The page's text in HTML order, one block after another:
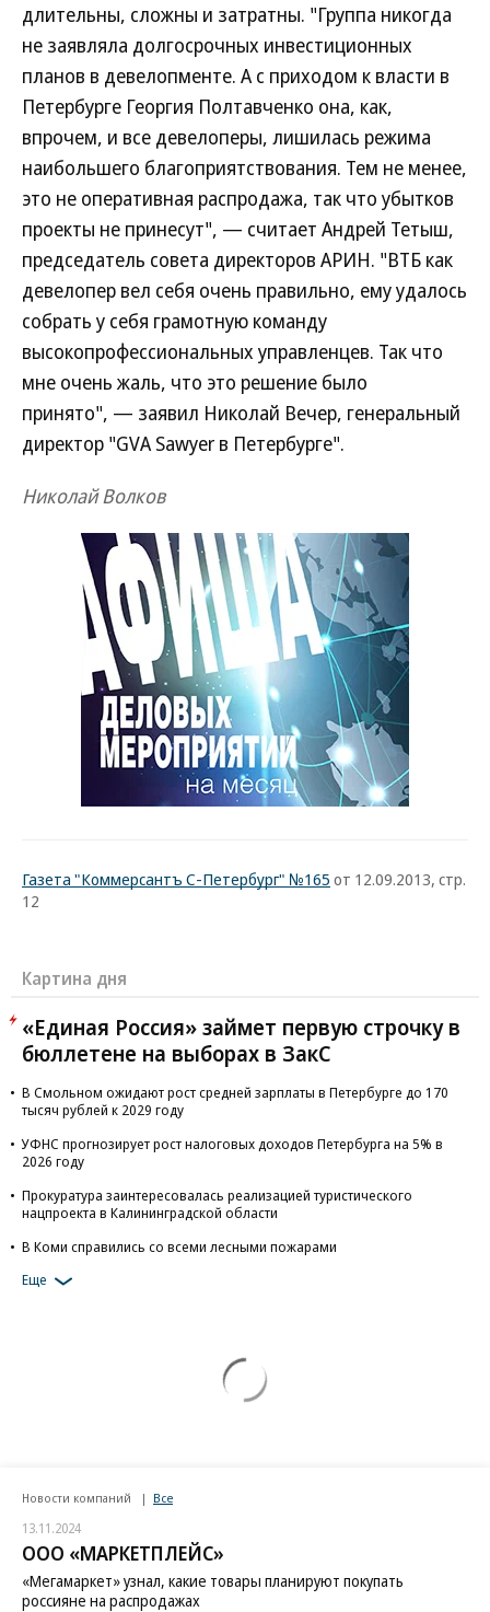
длительны, сложны и затратны. "Группа никогда
не заявляла долгосрочных инвестиционных
планов в девелопменте. А с приходом к власти в
Петербурге Георгия Полтавченко она, как,
впрочем, и все девелоперы, лишилась режима
наибольшего благоприятствования. Тем не менее,
это не оперативная распродажа, так что убытков
проекты не принесут", — считает Андрей Тетыш,
председатель совета директоров АРИН. "ВТБ как
девелопер вел себя очень правильно, ему удалось
собрать у себя грамотную команду
высокопрофессиональных управленцев. Так что
мне очень жаль, что это решение было
принято", — заявил Николай Вечер, генеральный
директор "GVA Sawyer в Петербурге".
Николай Волков
Газета "Коммерсантъ С-Петербург" №165 от 12.09.2013, стр.
12
Картина дня
«Единая Россия» займет первую строчку в
бюллетене на выборах в ЗакС
В Смольном ожидают рост средней зарплаты в Петербурге до 170
тысяч рублей к 2029 году
УФНС прогнозирует рост налоговых доходов Петербурга на 5% в
2026 году
Прокуратура заинтересовалась реализацией туристического
нацпроекта в Калининградской области
В Коми справились со всеми лесными пожарами
Еще
Новости компаний Все
13.11.2024
ООО «МАРКЕТПЛЕЙС»
«Мегамаркет» узнал, какие товары планируют покупать
россияне на распродажах